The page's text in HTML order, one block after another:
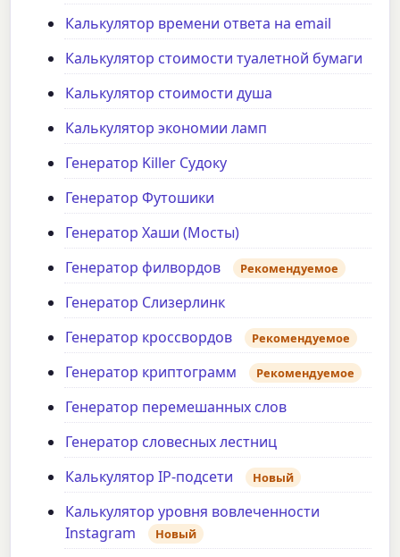
Калькулятор времени ответа на email
Калькулятор стоимости туалетной бумаги
Калькулятор стоимости душа
Калькулятор экономии ламп
Генератор Killer Судоку
Генератор Футошики
Генератор Хаши (Мосты)
Генератор филвордов
Рекомендуемое
Генератор Слизерлинк
Генератор кроссвордов
Рекомендуемое
Генератор криптограмм Рекомендуемое
Генератор перемешанных слов
Генератор словесных лестниц
Калькулятор IP-подсети
Новый
Калькулятор уровня вовлеченности
Instagram
Новый